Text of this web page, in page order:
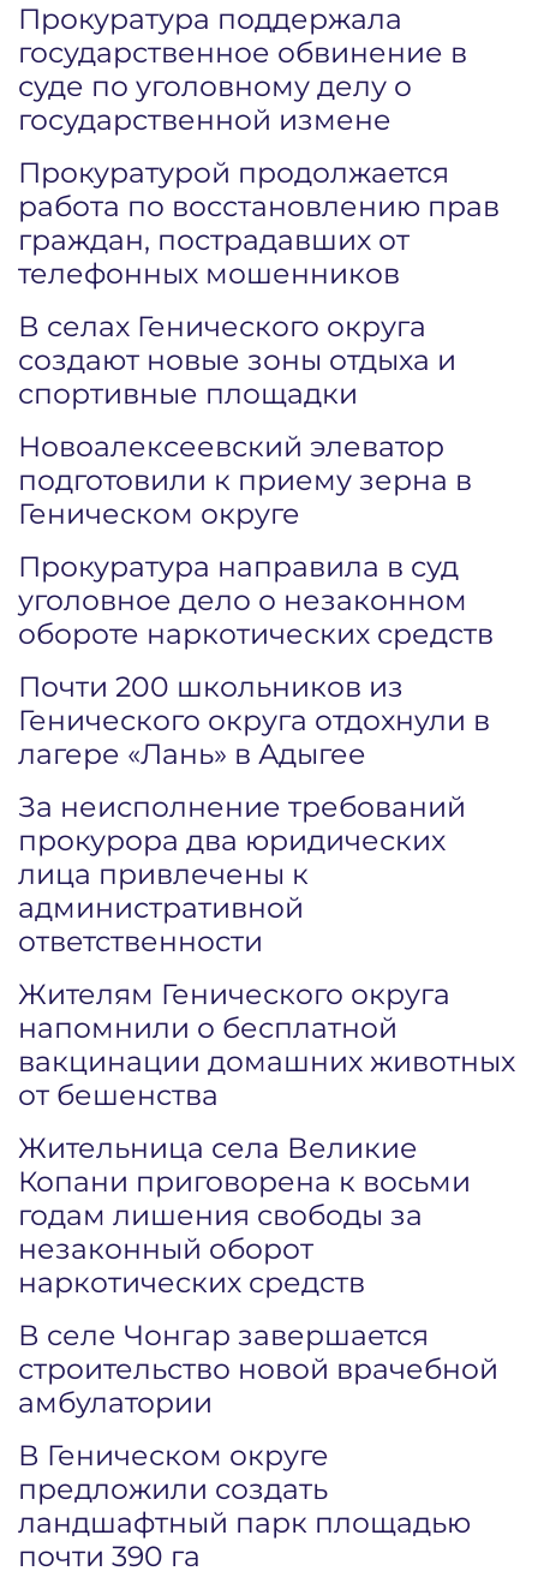
Прокуратура поддержала
государственное обвинение в
суде по уголовному делу о
государственной измене
Прокуратурой продолжается
работа по восстановлению прав
граждан, пострадавших от
телефонных мошенников
В селах Генического округа
создают новые зоны отдыха и
спортивные площадки
Новоалексеевский элеватор
подготовили к приему зерна в
Геническом округе
Прокуратура направила в суд
уголовное дело о незаконном
обороте наркотических средств
Почти 200 школьников из
Генического округа отдохнули в
лагере «Лань» в Адыгее
За неисполнение требований
прокурора два юридических
лица привлечены к
административной
ответственности
Жителям Генического округа
напомнили о бесплатной
вакцинации домашних животных
от бешенства
Жительница села Великие
Копани приговорена к восьми
годам лишения свободы за
незаконный оборот
наркотических средств
В селе Чонгар завершается
строительство новой врачебной
амбулатории
В Геническом округе
предложили создать
ландшафтный парк площадью
почти 390 га